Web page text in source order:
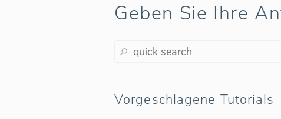
Geben Sie Ihre
Vorgeschlagene Tutorials